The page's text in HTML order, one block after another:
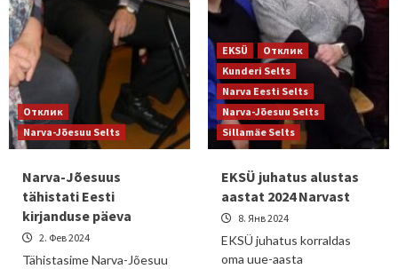
Отклик
Narva-Jõesuu Selts
Narva-Jõesuus
tähistati Eesti
kirjanduse päeva
2. Фев 2024
Tähistasime Narva-Jõesuu
EKSÜ
Отклик
Kunderi Selts
Narva Eesti Selts
Narva-Jõesuu Selts
Sillamäe Selts
EKSÜ juhatus alustas
aastat 2024 Narvast
8. Янв 2024
EKSÜ juhatus korraldas
oma uue-aasta